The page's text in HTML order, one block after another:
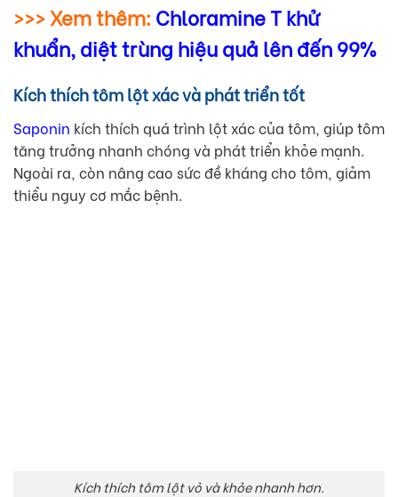
>>> Xem thêm: Chloramine T khử
khuẩn, diệt trùng hiệu quả lên đến 99%
Kích thích tôm lột xác và phát triển tốt
Saponin kích thích quá trình lột xác của tôm, giúp tôm
tăng trưởng nhanh chóng và phát triển khỏe mạnh.
Ngoài ra, còn nâng cao sức đề kháng cho tôm, giảm
thiểu nguy cơ mắc bệnh.
Kích thích tôm lột vỏ và khỏe nhanh hơn.